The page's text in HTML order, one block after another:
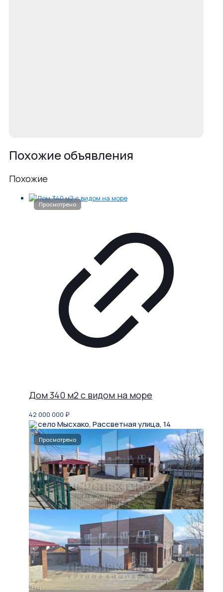
Похожие объявления
Похожие
Дом 340 м2 с видом на море
42 000 000 ₽
село Мысхако, Рассветная улица, 14